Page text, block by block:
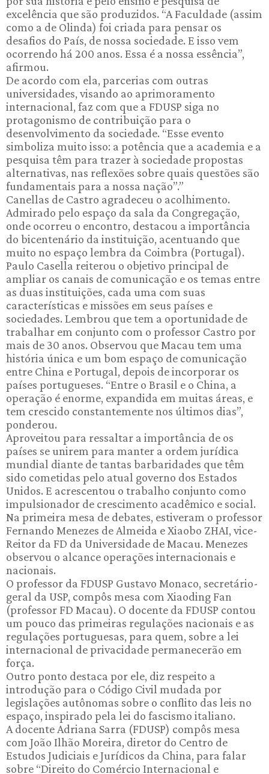
excelência que são produzidos. “A Faculdade (assim
como a de Olinda) foi criada para pensar os
desafios do País, de nossa sociedade. E isso vem
ocorrendo há 200 anos. Essa é a nossa essência”,
afirmou.
De acordo com ela, parcerias com outras
universidades, visando ao aprimoramento
internacional, faz com que a FDUSP siga no
protagonismo de contribuição para o
desenvolvimento da sociedade. “Esse evento
simboliza muito isso: a potência que a academia e a
pesquisa têm para trazer à sociedade propostas
alternativas, nas reflexões sobre quais questões são
fundamentais para a nossa nação”.”
Canellas de Castro agradeceu o acolhimento.
Admirado pelo espaço da sala da Congregação,
onde ocorreu o encontro, destacou a importância
do bicentenário da instituição, acentuando que
muito no espaço lembra da Coimbra (Portugal).
Paulo Casella reiterou o objetivo principal de
ampliar os canais de comunicação e os temas entre
as duas instituições, cada uma com suas
características e missões em seus países e
sociedades. Lembrou que tem a oportunidade de
trabalhar em conjunto com o professor Castro por
mais de 30 anos. Observou que Macau tem uma
história única e um bom espaço de comunicação
entre China e Portugal, depois de incorporar os
países portugueses. “Entre o Brasil e o China, a
operação é enorme, expandida em muitas áreas, e
tem crescido constantemente nos últimos dias”,
ponderou.
Aproveitou para ressaltar a importância de os
países se unirem para manter a ordem jurídica
mundial diante de tantas barbaridades que têm
sido cometidas pelo atual governo dos Estados
Unidos. E acrescentou o trabalho conjunto como
impulsionador de crescimento acadêmico e social.
Na primeira mesa de debates, estiveram o professor
Fernando Menezes de Almeida e Xiaobo ZHAI, vice-
Reitor da FD da Universidade de Macau. Menezes
observou o alcance operações internacionais e
nacionais.
O professor da FDUSP Gustavo Monaco, secretário-
geral da USP, compôs mesa com Xiaoding Fan
(professor FD Macau). O docente da FDUSP contou
um pouco das primeiras regulações nacionais e as
regulações portuguesas, para quem, sobre a lei
internacional de privacidade permanecerão em
força.
Outro ponto destaca por ele, diz respeito a
introdução para o Código Civil mudada por
legislações autônomas sobre o conflito das leis no
espaço, inspirado pela lei do fascismo italiano.
A docente Adriana Sarra (FDUSP) compôs mesa
com João Ilhão Moreira, diretor do Centro de
Estudos Judiciais e Jurídicos da China, para falar
sobre “Direito do Comércio Internacional e